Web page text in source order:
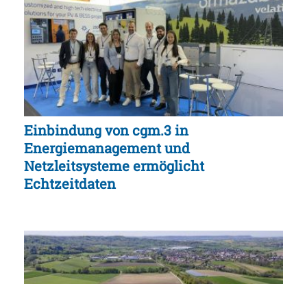
Einbindung von cgm.3 in
Energiemanagement und
Netzleitsysteme ermöglicht
Echtzeitdaten